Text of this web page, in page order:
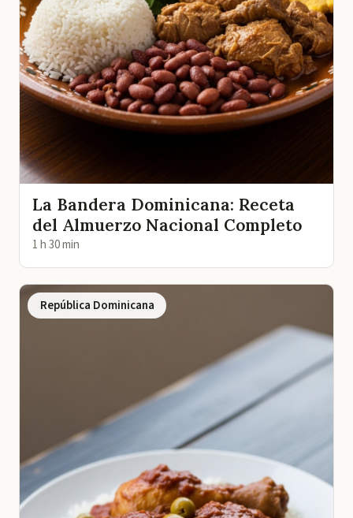
La Bandera Dominicana: Receta
del Almuerzo Nacional Completo
1 h 30 min
República Dominicana